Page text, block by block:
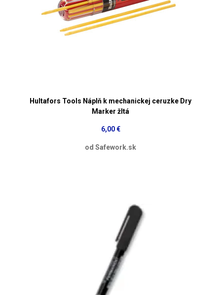
Hultafors Tools Náplň k mechanickej ceruzke Dry
Marker žltá
6,00 €
od Safework.sk